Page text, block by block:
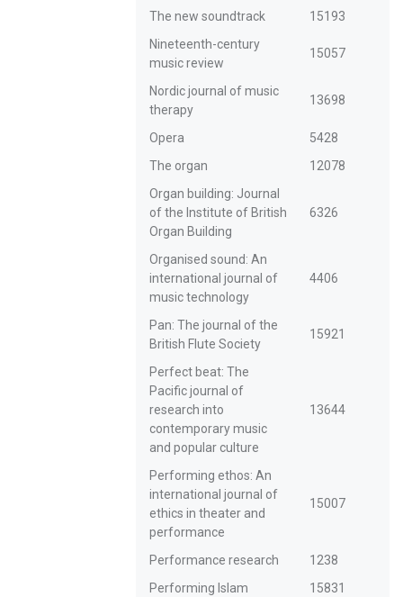
The new soundtrack
15193
Nineteenth-century
music review
15057
Nordic journal of music
therapy
13698
Opera
5428
The organ
12078
Organ building: Journal
of the Institute of British
Organ Building
6326
Organised sound: An
international journal of
music technology
4406
Pan: The journal of the
British Flute Society
15921
Perfect beat: The
Pacific journal of
research into
contemporary music
and popular culture
13644
Performing ethos: An
international journal of
ethics in theater and
performance
15007
Performance research
1238
Performing Islam
15831